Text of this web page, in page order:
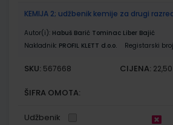
KEMIJA 2; udžbenik kemije za drugi
Autor(i): Habuš Barić Tominac Liber Bajić
Nakladnik: PROFIL KLETT d.o.o. Registarski
SKU: 567668 CIJENA:
ŠIFRA OMOTA:
Udžbenik